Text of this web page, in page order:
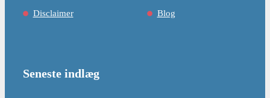
Disclaimer
Blog
Seneste indlæg